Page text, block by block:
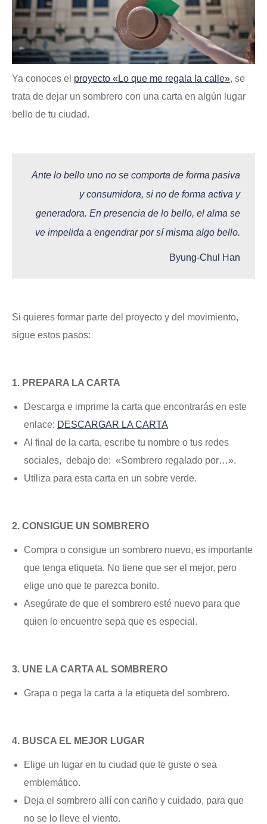
Ya conoces el proyecto «Lo que me regala la calle», se
trata de dejar un sombrero con una carta en algún lugar
bello de tu ciudad.
Ante lo bello uno no se comporta de forma pasiva
y consumidora, si no de forma activa y
generadora. En presencia de lo bello, el alma se
ve impelida a engendrar por sí misma algo bello.
Byung-Chul Han
Si quieres formar parte del proyecto y del movimiento,
sigue estos pasos:
1. PREPARA LA CARTA
Descarga e imprime la carta que encontrarás en este
enlace: DESCARGAR LA CARTA
Al final de la carta, escribe tu nombre o tus redes
sociales, debajo de: «Sombrero regalado por…».
Utiliza para esta carta en un sobre verde.
2. CONSIGUE UN SOMBRERO
Compra o consigue un sombrero nuevo, es importante
que tenga etiqueta. No tiene que ser el mejor, pero
elige uno que te parezca bonito.
Asegúrate de que el sombrero esté nuevo para que
quien lo encuentre sepa que es especial.
3. UNE LA CARTA AL SOMBRERO
Grapa o pega la carta a la etiqueta del sombrero.
4. BUSCA EL MEJOR LUGAR
Elige un lugar en tu ciudad que te guste o sea
emblemático.
Deja el sombrero allí con cariño y cuidado, para que
no se lo lleve el viento.